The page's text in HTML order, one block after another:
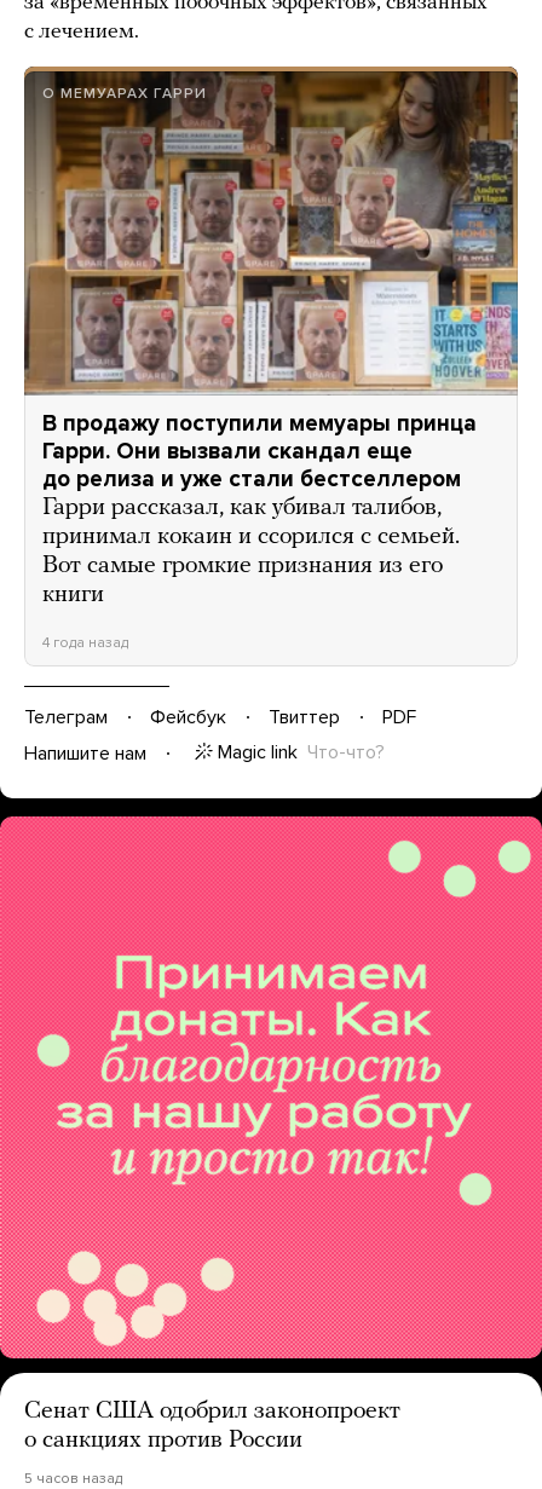
с лечением.
О МЕМУАРАХ ГАРРИ
В продажу поступили мемуары принца
Гарри. Они вызвали скандал еще
до релиза и уже стали бестселлером
Гарри рассказал, как убивал талибов,
принимал кокаин и ссорился с семьей.
Вот самые громкие признания из его
книги
4 года назад
Телеграм Фейсбук Твиттер
PDF
Напишите нам
Magic link Что-что?
Сенат США одобрил законопроект
о санкциях против России
5 часов назад